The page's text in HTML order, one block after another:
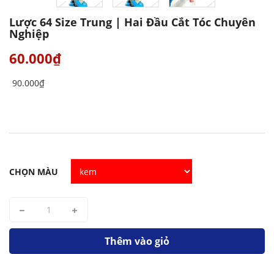
Lược 64 Size Trung | Hai Đầu Cắt Tóc Chuyên
Nghiệp
60.000₫
90.000₫
CHỌN MÀU
Thêm vào giỏ